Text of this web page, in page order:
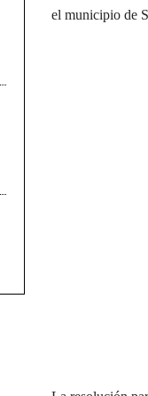
el municipio de